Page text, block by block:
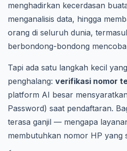
menghadirkan kecerdasan
menganalisis data, hingga
orang di seluruh dunia,
berbondong-bondong
Tapi ada satu langkah kecil
penghalang: verifikasi nomor
platform AI besar
Password) saat pendaftaran.
terasa ganjil — mengapa
membutuhkan nomor HP yang